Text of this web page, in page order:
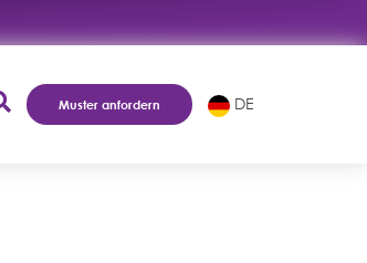
Muster anfordern DE